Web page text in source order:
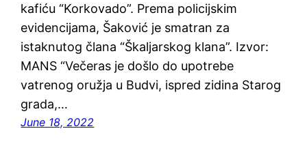
kafiću “Korkovado”. Prema policijskim
evidencijama, Šaković je smatran za
istaknutog člana “Škaljarskog klana”. Izvor:
MANS “Večeras je došlo do upotrebe
vatrenog oružja u Budvi, ispred zidina Starog
grada,…
June 18, 2022